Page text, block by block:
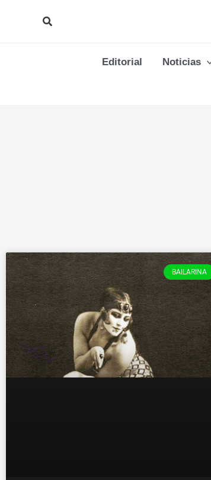
Buscar
Editorial Noticias
BAILARINA